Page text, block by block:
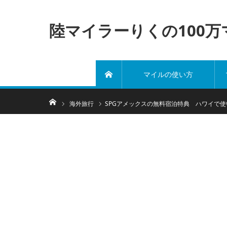
陸マイラーりくの100
マイルの使い方
ホーム海外旅行 SPGアメックスの無料宿泊特典 ハワイで